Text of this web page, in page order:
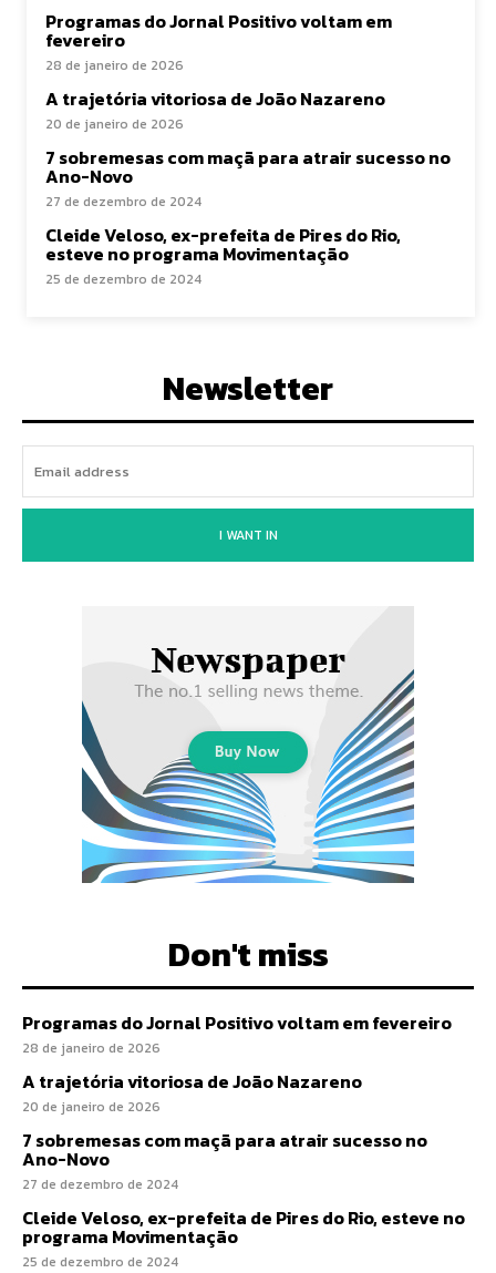
Programas do Jornal Positivo voltam em
fevereiro
28 de janeiro de 2026
A trajetória vitoriosa de João Nazareno
20 de janeiro de 2026
7 sobremesas com maçã para atrair sucesso no
Ano-Novo
27 de dezembro de 2024
Cleide Veloso, ex-prefeita de Pires do Rio,
esteve no programa Movimentação
25 de dezembro de 2024
Newsletter
I WANT IN
Don't miss
Programas do Jornal Positivo voltam em fevereiro
28 de janeiro de 2026
A trajetória vitoriosa de João Nazareno
20 de janeiro de 2026
7 sobremesas com maçã para atrair sucesso no
Ano-Novo
27 de dezembro de 2024
Cleide Veloso, ex-prefeita de Pires do Rio, esteve no
programa Movimentação
25 de dezembro de 2024